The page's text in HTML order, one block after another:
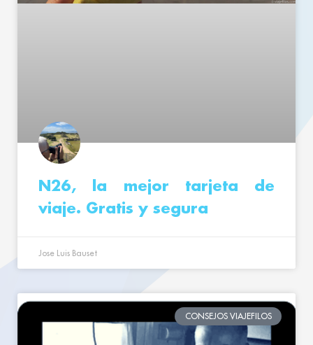
N26, la mejor tarjeta de
viaje. Gratis y segura
Jose Luis Bauset
CONSEJOS VIAJEFILOS